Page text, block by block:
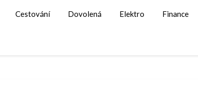
Cestování Dovolená Elektro Finance